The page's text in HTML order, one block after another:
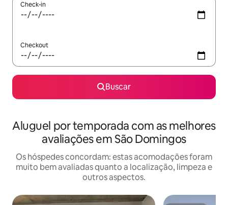
Check-in
Checkout
Buscar
Aluguel por temporada com as melhores
avaliações em São Domingos
Os hóspedes concordam: estas acomodações foram
muito bem avaliadas quanto a localização, limpeza e
outros aspectos.